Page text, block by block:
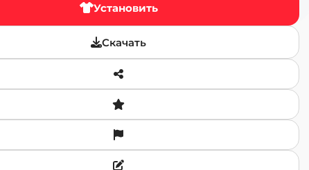
Установить
Скачать